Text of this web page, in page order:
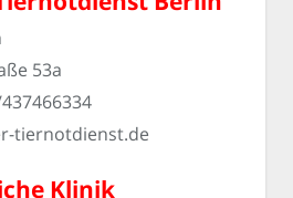
53a
tiernotdienst.de
Klinik